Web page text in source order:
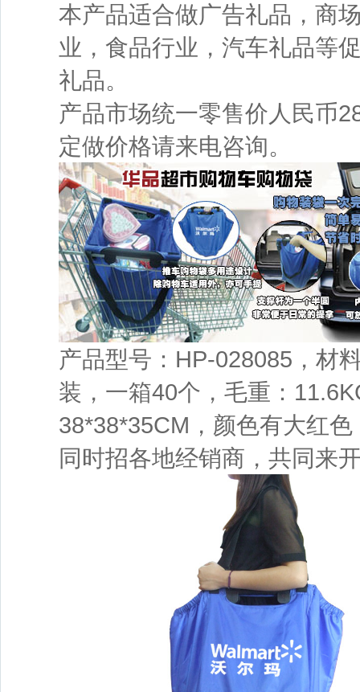
本产品适合做广告礼品，商
业，食品行业，汽车礼品等
礼品。
产品市场统一零售价人民币
定做价格请来电咨询。
产品型号：HP-028085，材
装，一箱40个，毛重：
38*38*35CM，颜色有大红
同时招各地经销商，共同来